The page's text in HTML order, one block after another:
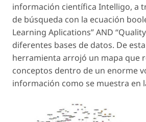
información científica Intelligo, a
de búsqueda con la ecuación
Learning Aplications” AND
diferentes bases de datos. De
herramienta arrojó un mapa que
conceptos dentro de un enorme
información como se muestra en